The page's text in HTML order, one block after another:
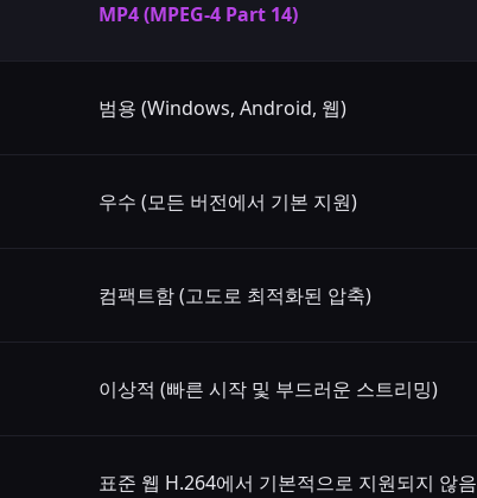
MP4 (MPEG-4 Part 14)
범용 (Windows, Android, 웹)
우수 (모든 버전에서 기본 지원)
컴팩트함 (고도로 최적화된 압축)
이상적 (빠른 시작 및 부드러운 스트리밍)
표준 웹 H.264에서 기본적으로 지원되지 않음